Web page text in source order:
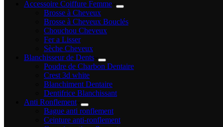
Accessoire Coiffure Femme
Brosse à Cheveux
Brosse à Cheveux Bouclés
Chouchou Cheveux
Fer a Lisser
Sèche Cheveux
Blanchisseur de Dents
Poudre de Charbon Dentaire
Crest 3d white
Blanchiment Dentaire
Dentifrice Blanchissant
Anti Ronflement
Bague anti ronflement
Ceinture anti-ronflement